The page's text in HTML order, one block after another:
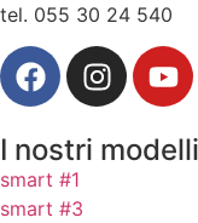
tel. 055 30 24 540
I nostri modelli
smart #1
smart #3